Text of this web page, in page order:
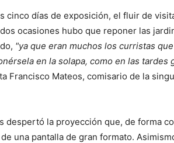
días de exposición, el fluir de
ocasiones hubo que reponer las
"ya que eran muchos los curristas
en la solapa, como en las tardes
Francisco Mateos, comisario de la
la proyección que, de forma
una pantalla de gran formato.